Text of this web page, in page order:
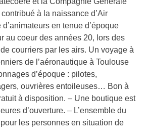
à la naissance d’Air
en tenue d’époque
au coeur des années 20, lors des
courriers par les airs. Un voyage à
de l’aéronautique à Toulouse
d’époque : pilotes,
ouvrières entoileuses… Bon à
à disposition. – Une boutique est
d’ouverture. – L’ensemble du
les personnes en situation de